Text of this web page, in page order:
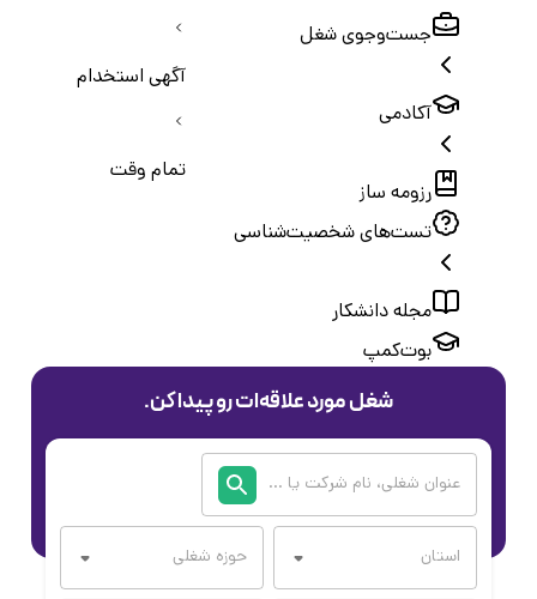
جست‌و‌جوی شغل
آکادمی
رزومه ساز
تست‌های شخصیت‌شناسی
مجله دانشکار
بوت‌کمپ
آگهی استخدام
تمام وقت
شغل مورد علاقه‌ات رو پیدا کن.